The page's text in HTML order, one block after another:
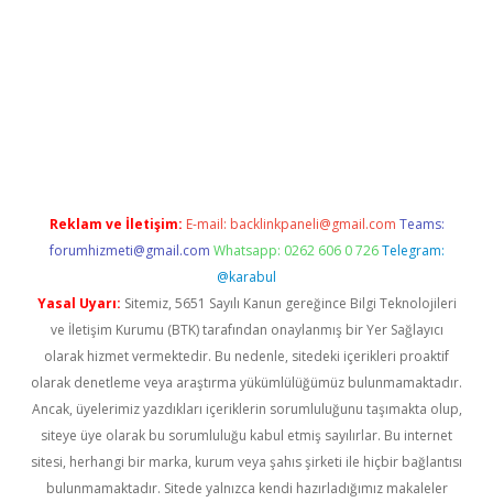
Reklam ve İletişim: E-mail: backlinkpaneli@gmail.com Teams:
forumhizmeti@gmail.com Whatsapp: 0262 606 0 726 Telegram:
@karabul
Yasal Uyarı: Sitemiz, 5651 Sayılı Kanun gereğince Bilgi Teknolojileri
ve İletişim Kurumu (BTK) tarafından onaylanmış bir Yer Sağlayıcı
olarak hizmet vermektedir. Bu nedenle, sitedeki içerikleri proaktif
olarak denetleme veya araştırma yükümlülüğümüz bulunmamaktadır.
Ancak, üyelerimiz yazdıkları içeriklerin sorumluluğunu taşımakta olup,
siteye üye olarak bu sorumluluğu kabul etmiş sayılırlar. Bu internet
sitesi, herhangi bir marka, kurum veya şahıs şirketi ile hiçbir bağlantısı
bulunmamaktadır. Sitede yalnızca kendi hazırladığımız makaleler